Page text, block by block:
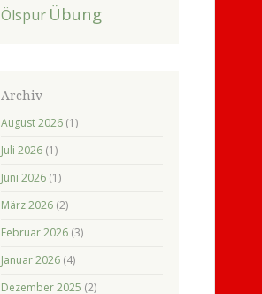
Ölspur Übung
Archiv
August 2026(1)
Juli 2026(1)
Juni 2026(1)
März 2026(2)
Februar 2026(3)
Januar 2026(4)
Dezember 2025 (2)